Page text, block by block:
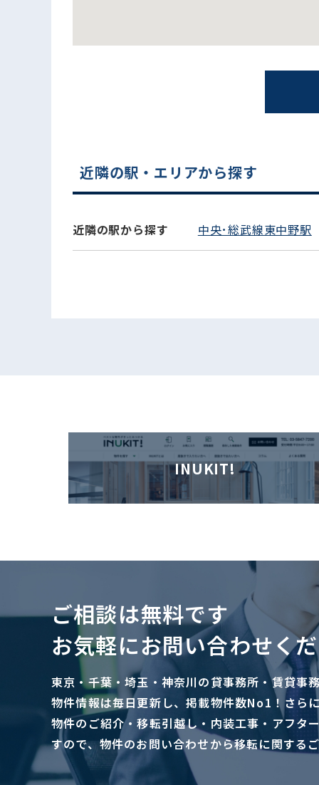
電話でお問い合わせ
近隣の駅・エリアから探す
近隣の駅から探す 中央･総武線東中野駅
INUKIT!
ご相談は無料です
お気軽にお問い合わせく
東京・千葉・埼玉・神奈川の貸事務所・賃貸事
物件情報は毎日更新し、掲載物件数No1！さら
物件のご紹介・移転引越し・内装工事・アフタ
すので、物件のお問い合わせから移転に関する